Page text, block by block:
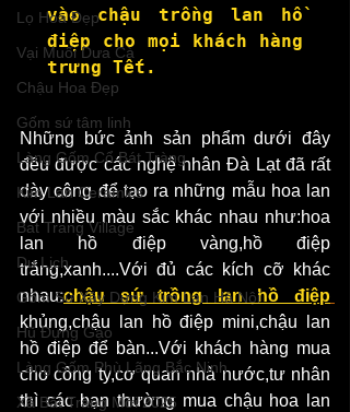
Lọ Hoa Đẹp
Vại Muối Dưa Cà
Chậu Hoa Đẹp
Gốm sứ tâm linh
Làng Gốm Cổ Bát Tràng
Kim Lan Ceramics
Bat Trang Village
Du Lịch
Gốm Sứ Xây Dựng Kim Lan Hà Nội
Hũ Đựng Gạo
Làng Gốm Phù Lãng Bắc Ninh
Xã Bát Tràng Mới 2025
vào chậu trồng lan hồ
điệp cho mọi khách hàng
trưng Tết.
Những bức ảnh sản phẩm dưới đây
đều được các nghệ nhân Đà Lạt đã rất
dày công để tạo ra những mẫu hoa lan
với nhiều màu sắc khác nhau như:hoa
lan hồ điệp vàng,hồ điệp
trắng,xanh....Với đủ các kích cỡ khác
nhau:chậu sứ trồng lan hồ điệp
khủng,chậu lan hồ điệp mini,chậu lan
hồ điệp để bàn...Với khách hàng mua
cho công ty,cơ quan nhà nước,tư nhân
thì các bạn thường mua chậu hoa lan